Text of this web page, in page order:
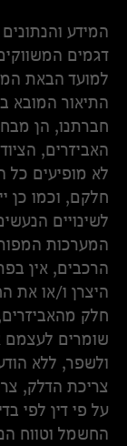
המידע
דגמים
למועד הבאת
התיאור המובא
חברתנו, הן
האביזרים,
לא מופיעים כל
חלקם, וכמו כן
לשינויים
המערכות
הרכבים, אין
היצרן ו/או את
חלק
שומרים לעצמם
ולשפר, ללא
צריכת הדלק,
על פי דין לפי
החשמל וטווח